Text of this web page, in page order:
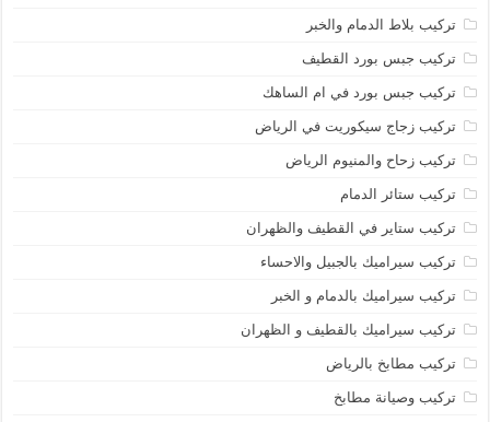
تركيب بلاط الدمام والخبر
تركيب جبس بورد القطيف
تركيب جبس بورد في ام الساهك
تركيب زجاج سيكوريت في الرياض
تركيب زحاح والمنيوم الرياض
تركيب ستائر الدمام
تركيب ستاير في القطيف والظهران
تركيب سيراميك بالجبيل والاحساء
تركيب سيراميك بالدمام و الخبر
تركيب سيراميك بالقطيف و الظهران
تركيب مطابخ بالرياض
تركيب وصيانة مطابخ